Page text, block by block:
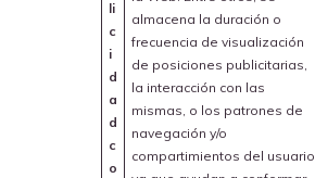
li
c
i
d
a
d
c
o
almacena la duración o
frecuencia de visualización
de posiciones publicitarias,
la interacción con las
mismas, o los patrones de
navegación y/o
compartimientos del usuario